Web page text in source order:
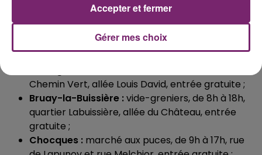
marché aux puces, de 7h à 19h, rue de la
Place et rue André Flament, entrée gratuite ;
brocante, de 8h à 18h, avenue
Mozart et rue du 14 Juillet, entrée gratuite ;
Chemin Vert, allée Louis David, entrée gratuite ;
Bruay-la-Buissière :vide-greniers, de 8h à 18h,
quartier Labuissière, allée du Château, entrée
gratuite ;
Chocques : marché aux puces, de 9h à 17h, rue
Gérer mes choix
Accepter et fermer